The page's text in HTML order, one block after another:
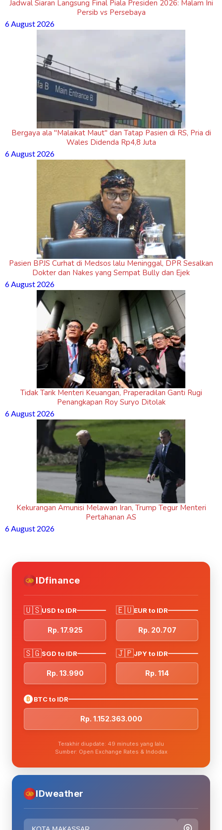
Jadwal Siaran Langsung Final Piala Presiden 2026: Malam Ini
Persib vs Persebaya
6 August 2026
Bergaya ala "Malaikat Maut" dan Tatap Pasien di RS, Pria di
Wales Didenda Rp4,8 Juta
6 August 2026
Pasien BPJS Curhat di Medsos lalu Meninggal, DPR Sesalkan
Dokter dan Nakes yang Sempat Bully dan Ejek
6 August 2026
Tidak Tarik Menteri Keuangan, Praperadilan Ganti Rugi
Penangkapan Roy Suryo Ditolak
6 August 2026
Kekurangan Amunisi Melawan Iran, Trump Tegur Menteri
Pertahanan AS
6 August 2026
IDfinance
🇺🇸USD to IDR
Rp. 17.925
🇪🇺EUR to IDR
Rp. 20.707
🇸🇬SGD to IDR
Rp. 13.990
🇯🇵JPY to IDR
Rp. 114
₿ BTC to IDR
Rp. 1.152.363.000
Terakhir diupdate: 49 minutes yang lalu
Sumber: Open Exchange Rates & Indodax
IDweather